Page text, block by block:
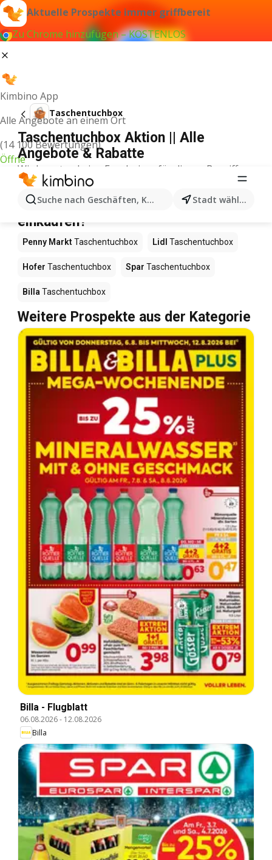
Aktuelle Prospekte immer griffbereit
Zu Chrome hinzufügen – KOSTENLOS
Kimbino App
Alle Angebote an einem Ort
(14 100 Bewertungen)
Öffne
Suche nach Geschäften, Kategorien, Produkten...
Stadt wählen
Taschentuchbox
Taschentuchbox Aktion || Alle
Angebote & Rabatte
Wir konnten keine Ergebnisse für diesen Begriff
finden.
Taschentuchbox im Angebot – Wo
einkaufen?
Penny MarktTaschentuchbox Lidl Taschentuchbox
Hofer Taschentuchbox Spar Taschentuchbox
Billa Taschentuchbox
Weitere Prospekte aus der Kategorie
Billa - Flugblatt
06.08.2026- 12.08.2026
Billa